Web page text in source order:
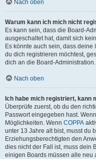
Nach oben
Warum kann ich mich nicht
Es kann sein, dass die Board-
ausgeschaltet hat, damit sich
Es könnte auch sein, dass
du dich registrieren möchtest,
dich an die Board-Administration.
Nach oben
Ich habe mich registriert, kann
Überprüfe zuerst, ob du den
Passwort eingegeben hast.
Möglichkeiten. Wenn COPPA
unter 13 Jahre alt bist, musst du
Erziehungsberechtigten den
dies nicht der Fall ist, muss dein
einigen Boards müssen alle neu